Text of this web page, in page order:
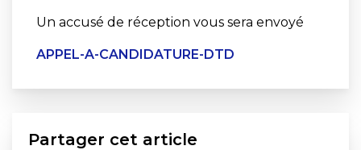
Un accusé de réception vous sera envoyé
APPEL-A-CANDIDATURE-DTD
Partager cet article